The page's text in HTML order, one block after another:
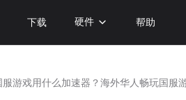
下载 硬件 帮助
服游戏用什么加速器？海外华人畅玩国服